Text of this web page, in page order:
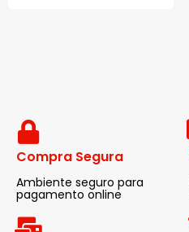
Compra Segura
Ambiente seguro para
pagamento online